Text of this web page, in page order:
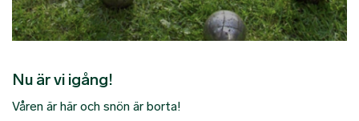
Nu är vi igång!
Våren är här och snön är borta!